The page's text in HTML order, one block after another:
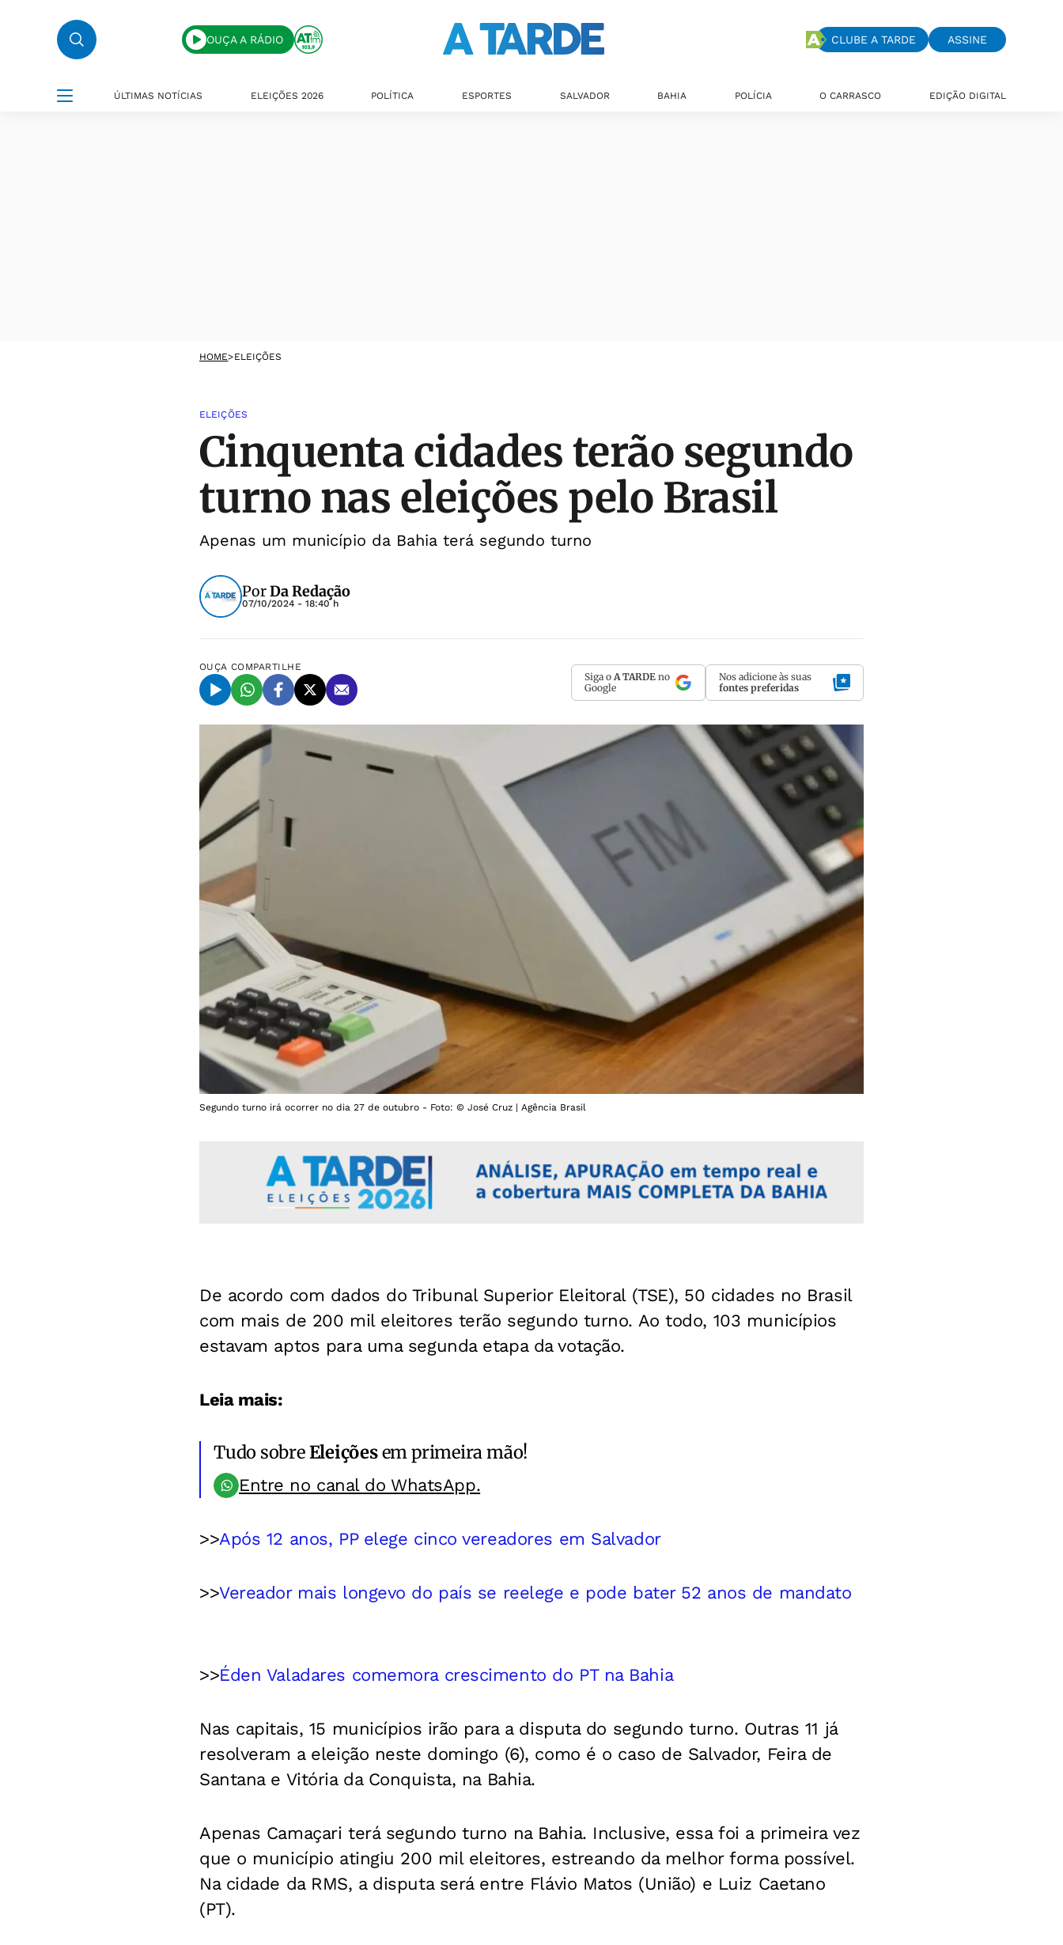
OUÇA A RÁDIO CLUBE A TARDE ASSINE
ÚLTIMAS NOTÍCIAS ELEIÇÕES 2026 POLÍTICA ESPORTES SALVADOR BAHIA POLÍCIA O CARRASCO EDIÇÃO DIGITAL
HOME>ELEIÇÕES
ELEIÇÕES
Cinquenta cidades terão segundo
turno nas eleições pelo Brasil
Apenas um município da Bahia terá segundo turno
PorDa Redação
07/10/2024 - 18:40 h
OUÇA COMPARTILHE
Siga o A TARDE no
Google
Nos adicione às suas
fontes preferidas
Segundo turno irá ocorrer no dia 27 de outubro - Foto: © José Cruz | Agência Brasil
De acordo com dados do Tribunal Superior Eleitoral (TSE), 50 cidades no Brasil
com mais de 200 mil eleitores terão segundo turno. Ao todo, 103 municípios
estavam aptos para uma segunda etapa da votação.
Leia mais:
Tudo sobreEleiçõesem primeira mão!
Entre no canal do WhatsApp.
>>Após 12 anos, PP elege cinco vereadores em Salvador
>>Vereador mais longevo do país se reelege e pode bater 52 anos de mandato
>>Éden Valadares comemora crescimento do PT na Bahia
Nas capitais, 15 municípios irão para a disputa do segundo turno. Outras 11 já
resolveram a eleição neste domingo (6), como é o caso de Salvador, Feira de
Santana e Vitória da Conquista, na Bahia.
Apenas Camaçari terá segundo turno na Bahia. Inclusive, essa foi a primeira vez
que o município atingiu 200 mil eleitores, estreando da melhor forma possível.
Na cidade da RMS, a disputa será entre Flávio Matos (União) e Luiz Caetano
(PT).